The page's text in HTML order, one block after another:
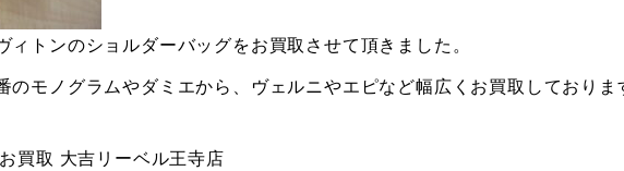
トンのショルダーバッグをお買取させて頂きました。
のモノグラムやダミエから、ヴェルニやエピなど幅広くお買取しておりま
買取 大吉リーベル王寺店